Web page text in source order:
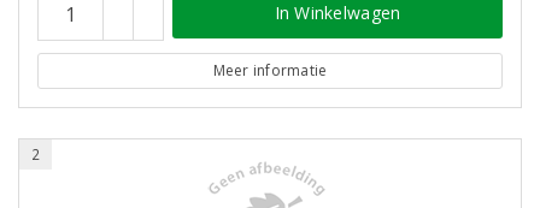
In Winkelwagen
Meer informatie
2